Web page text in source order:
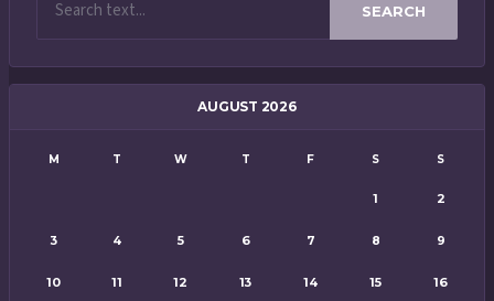
SEARCH
AUGUST 2026
M T W T F S S
1 2
3 4 5 6 7 8 9
10 11 12 13 14 15 16